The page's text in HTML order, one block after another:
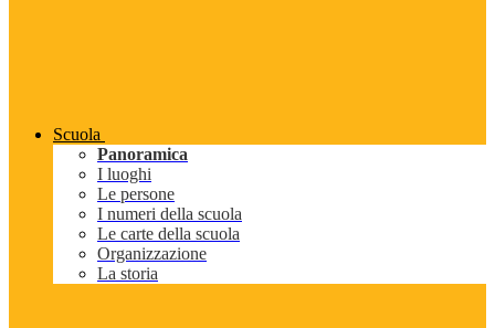
Scuola
Panoramica
I luoghi
Le persone
I numeri della scuola
Le carte della scuola
Organizzazione
La storia